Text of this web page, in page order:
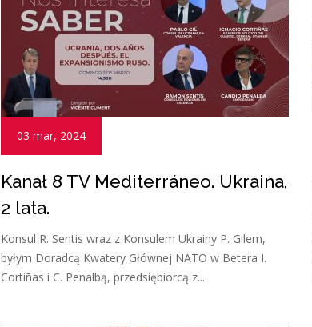
03 mar, 2024
Kanał 8 TV Mediterráneo. Ukraina,
2 lata.
Konsul R. Sentis wraz z Konsulem Ukrainy P. Gilem,
byłym Doradcą Kwatery Głównej NATO w Betera I.
Cortiñas i C. Penalbą, przedsiębiorcą z...